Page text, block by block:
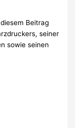
Beitrag
seiner
sowie seinen